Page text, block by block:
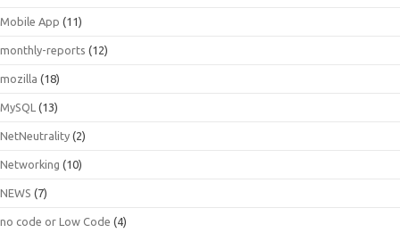
Mobile App (11)
monthly-reports (12)
mozilla (18)
MySQL (13)
NetNeutrality (2)
Networking (10)
NEWS (7)
no code or Low Code (4)